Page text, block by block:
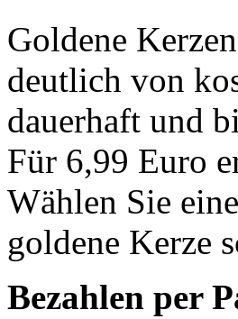
Goldene
deutlich von
dauerhaft und
Für 6,99 Euro
Wählen Sie
goldene Kerze
Bezahlen per